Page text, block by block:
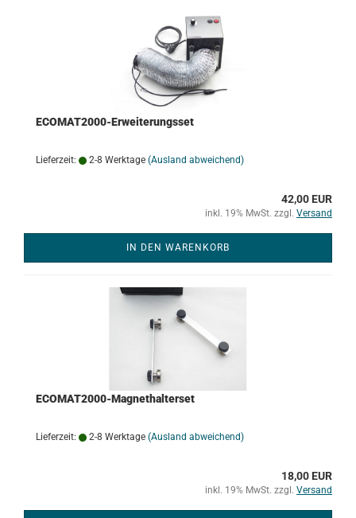
ECOMAT2000-Erweiterungsset
Lieferzeit: 2-8 Werktage (Ausland abweichend)
42,00 EUR
inkl. 19% MwSt. zzgl. Versand
IN DEN WARENKORB
ECOMAT2000-Magnethalterset
Lieferzeit: 2-8 Werktage (Ausland abweichend)
18,00 EUR
inkl. 19% MwSt. zzgl. Versand